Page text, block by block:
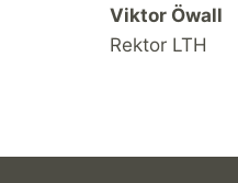
Viktor Öwall
Rektor LTH